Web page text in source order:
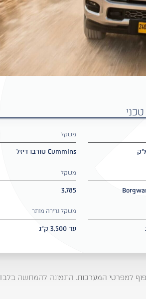
משקל
Cummins טורבו דיזל
משקל
3,785
משקל גרירה מותר
עד 3,500 ק"ג